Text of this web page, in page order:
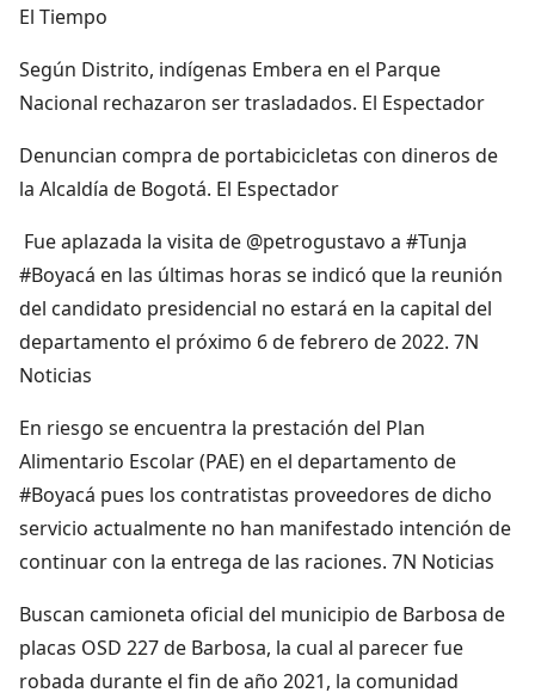
El Tiempo
Según Distrito, indígenas Embera en el Parque
Nacional rechazaron ser trasladados. El Espectador
Denuncian compra de portabicicletas con dineros de
la Alcaldía de Bogotá. El Espectador
Fue aplazada la visita de @petrogustavo a #Tunja
#Boyacá en las últimas horas se indicó que la reunión
del candidato presidencial no estará en la capital del
departamento el próximo 6 de febrero de 2022. 7N
Noticias
En riesgo se encuentra la prestación del Plan
Alimentario Escolar (PAE) en el departamento de
#Boyacá pues los contratistas proveedores de dicho
servicio actualmente no han manifestado intención de
continuar con la entrega de las raciones. 7N Noticias
Buscan camioneta oficial del municipio de Barbosa de
placas OSD 227 de Barbosa, la cual al parecer fue
robada durante el fin de año 2021, la comunidad